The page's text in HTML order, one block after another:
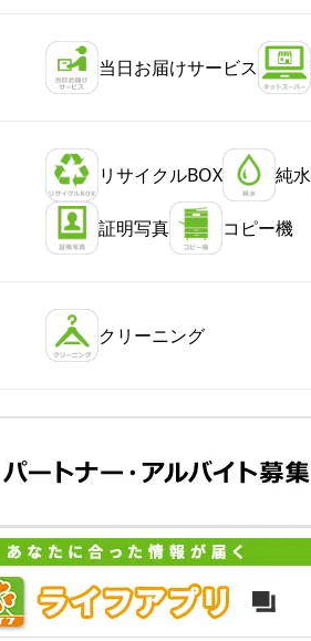
当日お届けサービス
リサイクルBOX 純水
証明写真 コピー機
クリーニング